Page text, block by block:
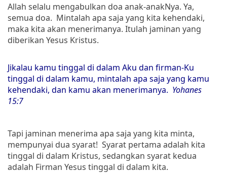
Allah selalu mengabulkan doa anak-anakNya. Ya,
semua doa. Mintalah apa saja yang kita kehendaki,
maka kita akan menerimanya. Itulah jaminan yang
diberikan Yesus Kristus.
Jikalau kamu tinggal di dalam Aku dan firman-Ku
tinggal di dalam kamu, mintalah apa saja yang kamu
kehendaki, dan kamu akan menerimanya. Yohanes
15:7
Tapi jaminan menerima apa saja yang kita minta,
mempunyai dua syarat! Syarat pertama adalah kita
tinggal di dalam Kristus, sedangkan syarat kedua
adalah Firman Yesus tinggal di dalam kita.